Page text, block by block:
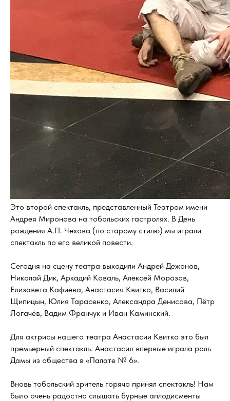
Это второй спектакль, представленный Театром имени
Андрея Миронова на тобольских гастролях. В День
рождения А.П. Чехова (по старому стилю) мы играли
спектакль по его великой повести.
Сегодня на сцену театра выходили Андрей Дежонов,
Николай Дик, Аркадий Коваль, Алексей Морозов,
Елизавета Кафиева, Анастасия Квитко, Василий
Щипицын, Юлия Тарасенко, Александра Денисова, Пётр
Логачёв, Вадим Франчук и Иван Каминский.
Для актрисы нашего театра Анастасии Квитко это был
премьерный спектакль. Анастасия впервые играла роль
Дамы из общества в «Палате № 6».
Вновь тобольский зритель горячо принял спектакль! Нам
было очень радостно слышать бурные аплодисменты